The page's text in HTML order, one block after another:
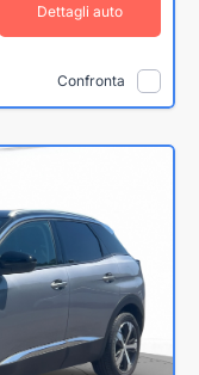
Dettagli auto
Confronta